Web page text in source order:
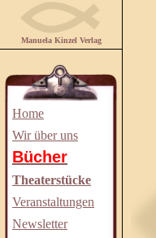
Manuela Kinzel Verlag
Home
Wir über uns
Bücher
Theaterstücke
Veranstaltungen
Newsletter